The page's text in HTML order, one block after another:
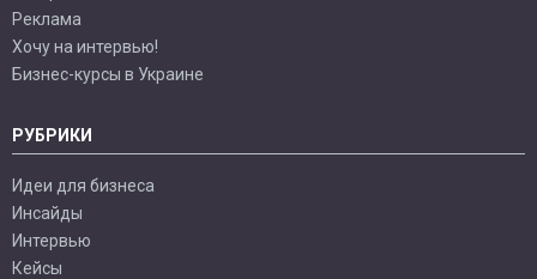
Реклама
Хочу на интервью!
Бизнес-курсы в Украине
РУБРИКИ
Идеи для бизнеса
Инсайды
Интервью
Кейсы